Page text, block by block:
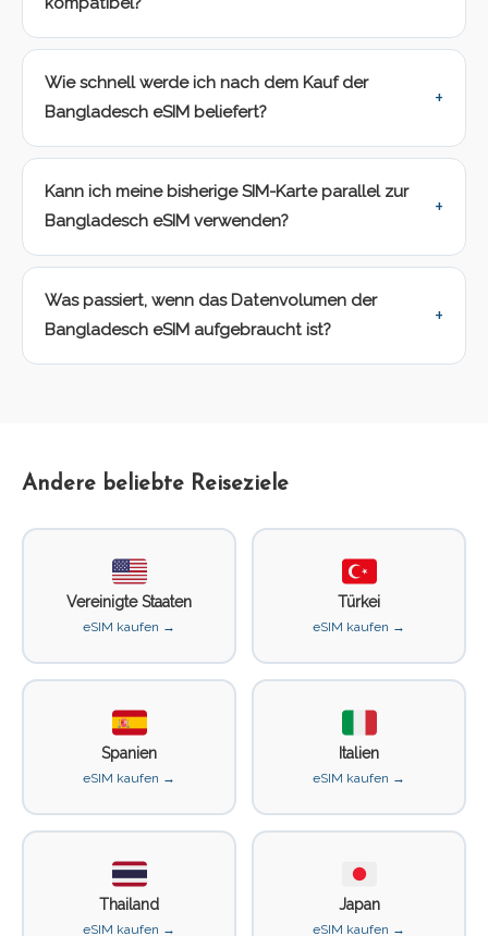
Wie schnell werde ich nach dem Kauf der
Bangladesch eSIM beliefert?
Kann ich meine bisherige SIM-Karte parallel zur
Bangladesch eSIM verwenden?
Was passiert, wenn das Datenvolumen der
Bangladesch eSIM aufgebraucht ist?
Andere beliebte Reiseziele
Vereinigte Staaten
eSIM kaufen →
Türkei
eSIM kaufen →
Spanien
eSIM kaufen →
Italien
eSIM kaufen →
Thailand
eSIM kaufen →
Japan
eSIM kaufen →